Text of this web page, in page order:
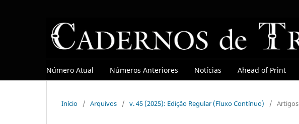
Número Atual Números Anteriores Notícias Ahead of Print
Início / Arquivos / v. 45 (2025): Edição Regular (Fluxo Contínuo) / Artigos